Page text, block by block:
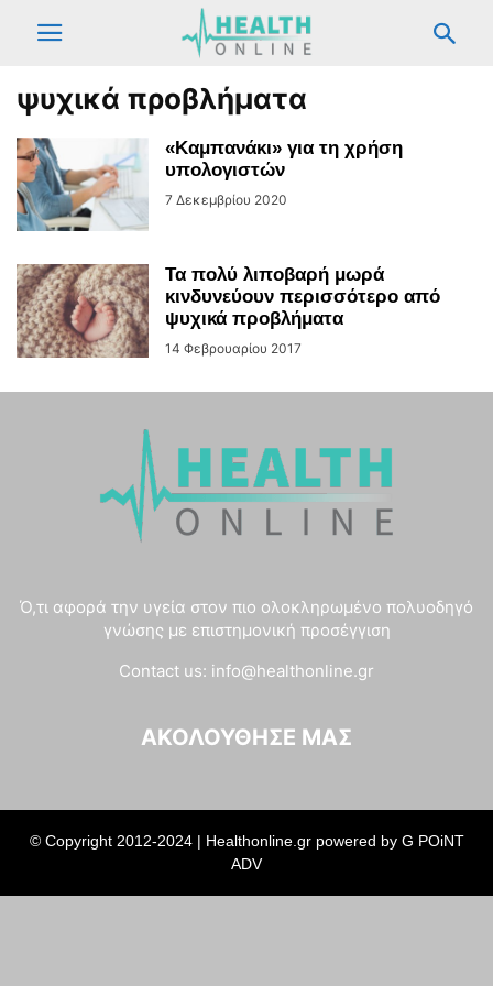
ψυχικά προβλήματα
«Καμπανάκι» για τη χρήση
υπολογιστών
7 Δεκεμβρίου 2020
Τα πολύ λιποβαρή μωρά
κινδυνεύουν περισσότερο από
ψυχικά προβλήματα
14 Φεβρουαρίου 2017
Ό,τι αφορά την υγεία στον πιο ολοκληρωμένο πολυοδηγό
γνώσης με επιστημονική προσέγγιση
Contact us: info@healthonline.gr
ΑΚΟΛΟΎΘΗΣΈ ΜΑΣ
© Copyright 2012-2024 | Healthonline.gr powered by G POiNT
ADV